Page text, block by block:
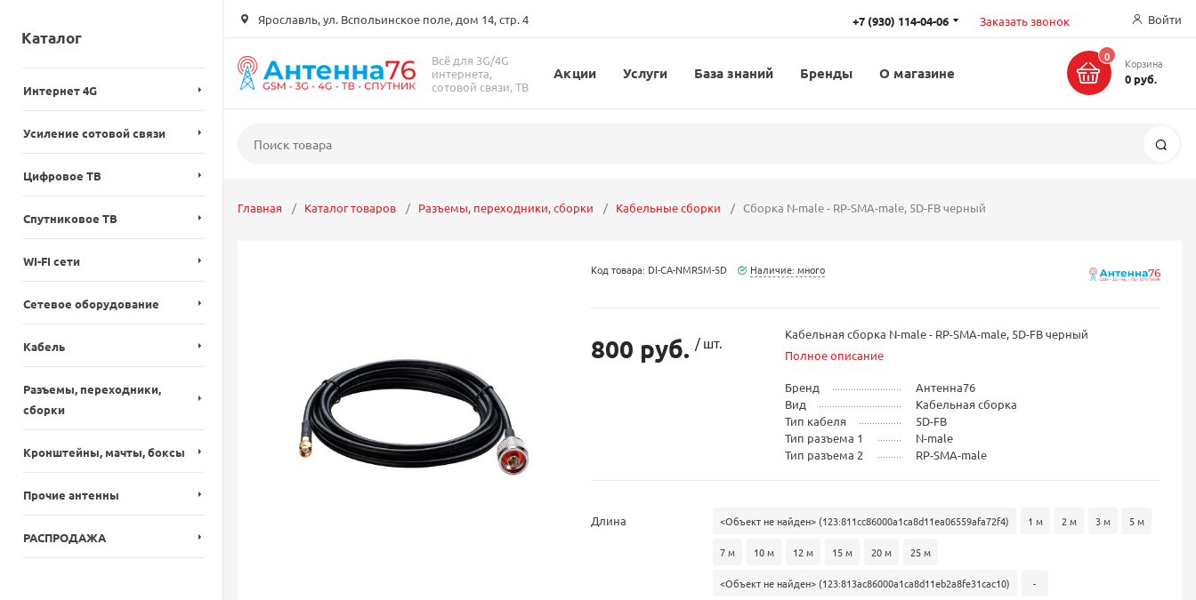
Ярославль, ул. Вспольинское поле, дом 14, стр. 4 +7 (930) 114-04-06 Заказать звонок Войти
Всё для 3G/4G
интернета,
сотовой связи, ТВ
Акции Услуги База знаний Бренды О магазине
0 Корзина
0 руб.
Каталог
Интернет 4G
Усиление сотовой связи
Цифровое ТВ
Спутниковое ТВ
WI-FI сети
Сетевое оборудование
Кабель
Разъемы, переходники,
сборки
Кронштейны, мачты, боксы
Прочие антенны
РАСПРОДАЖА
Главная Каталог товаров Разъемы, переходники, сборки Кабельные сборки Сборка N-male - RP-SMA-male, 5D-FB черный
Код товара: DI-CA-NMRSM-5D Наличие: много
800 руб. / шт.
Кабельная сборка N-male - RP-SMA-male, 5D-FB черный
Полное описание
Бренд
Антенна76
Вид
Кабельная сборка
Тип кабеля
5D-FB
Тип разъема 1
N-male
Тип разъема 2
RP-SMA-male
Длина <Объект не найден> (123:811cc86000a1ca8d11ea06559afa72f4) 1 м 2 м 3 м 5 м
7 м 10 м 12 м 15 м 20 м 25 м
<Объект не найден> (123:813ac86000a1ca8d11eb2a8fe31cac10) -